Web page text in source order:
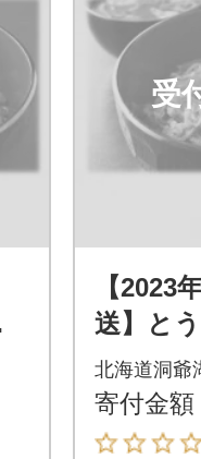
受
【2023
送】と
具
箱
北海道洞爺
寄付金額